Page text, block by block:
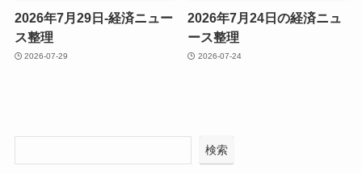
2026年7月29日-経済ニュー
ス整理
2026-07-29
2026年7月24日の経済ニュ
ース整理
2026-07-24
検索